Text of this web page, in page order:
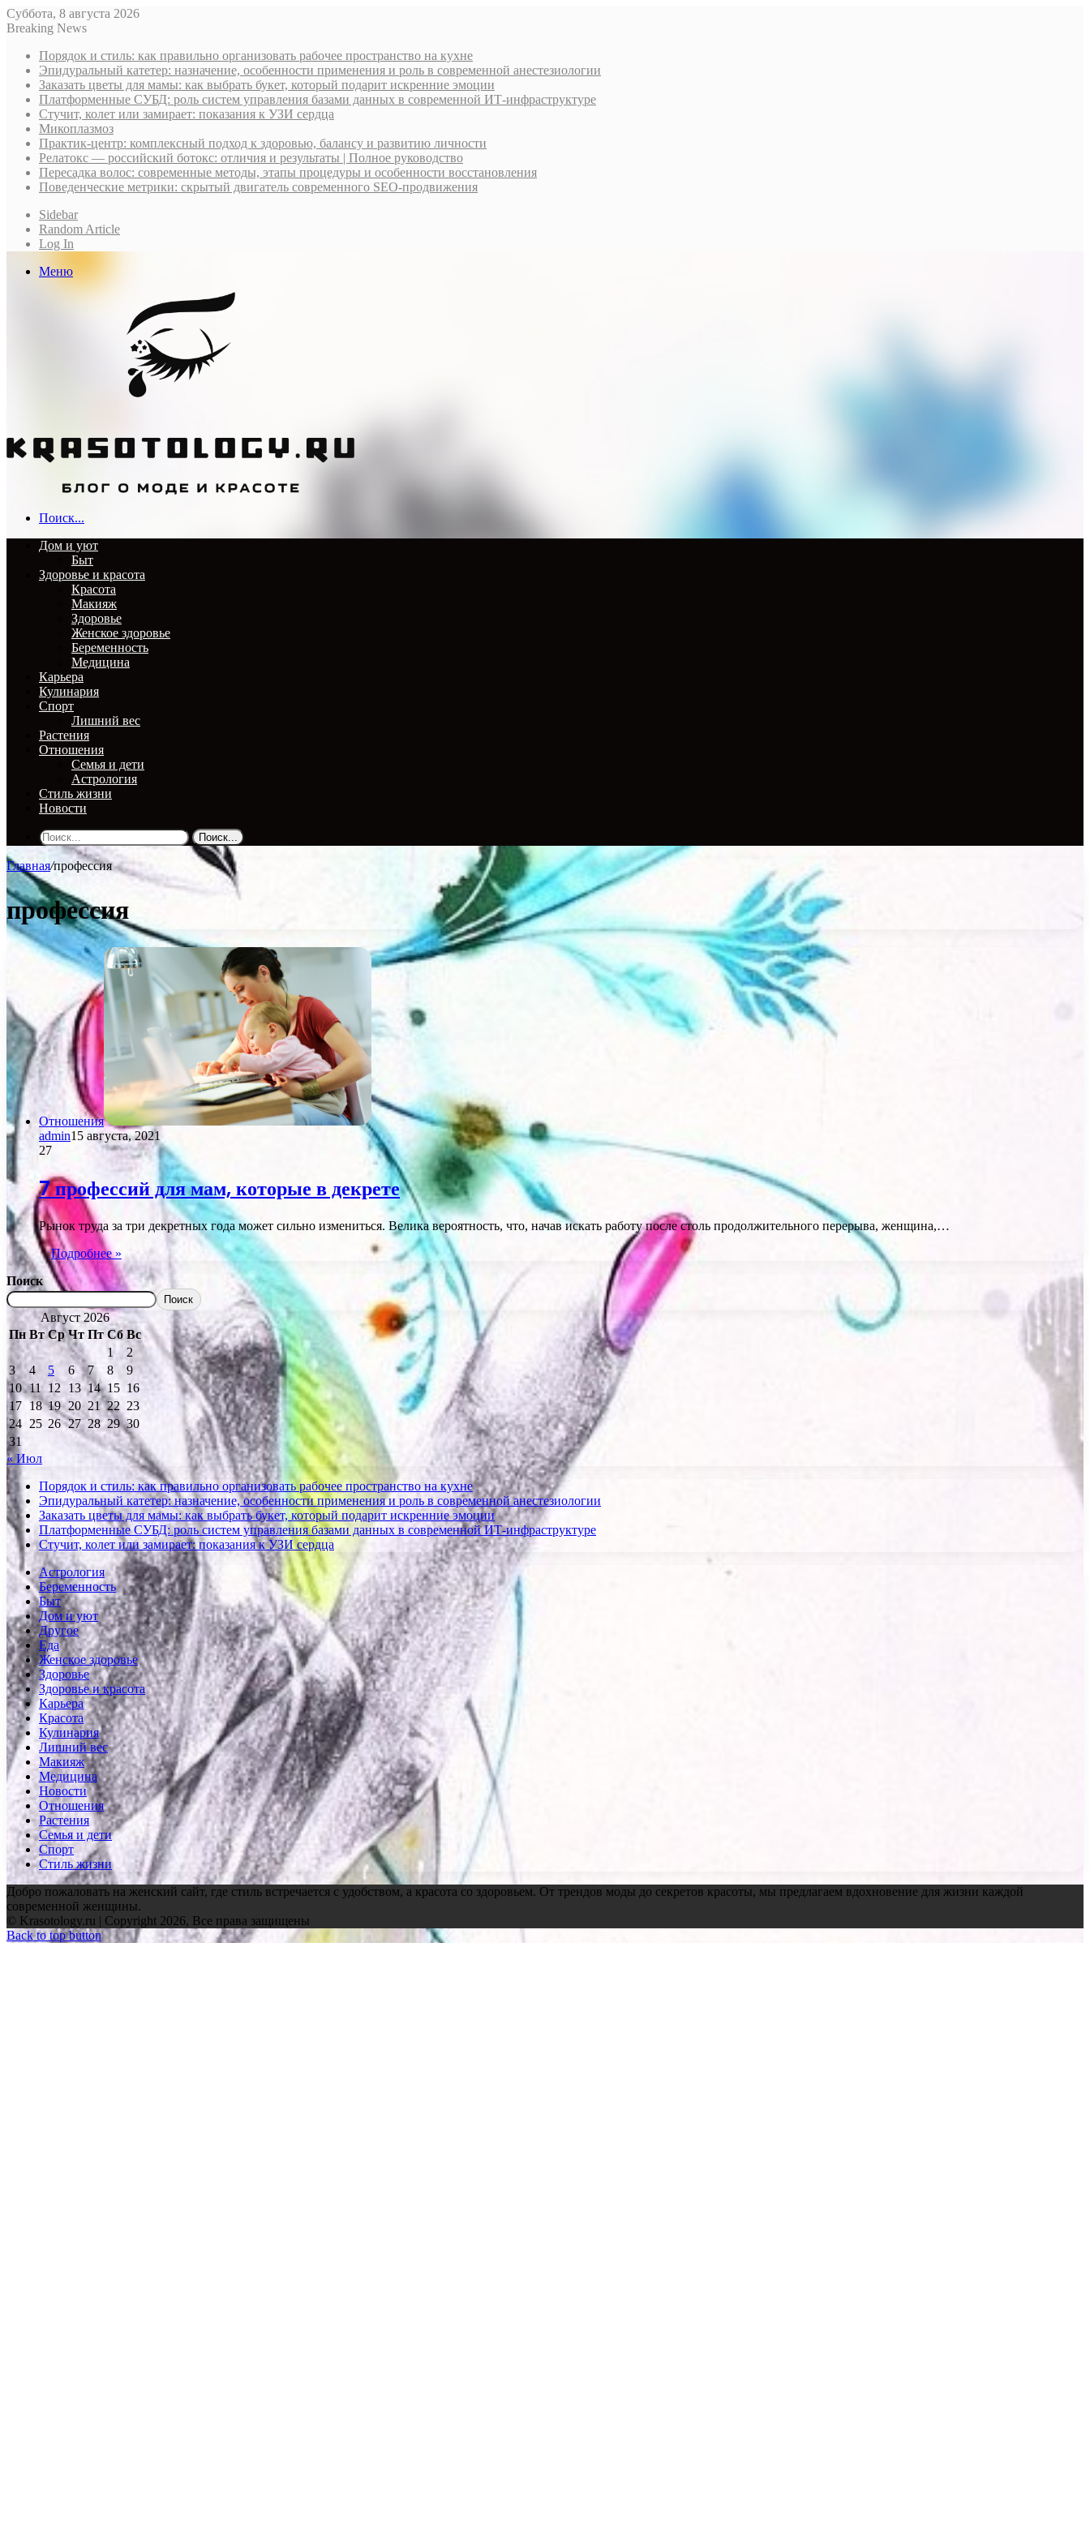
Суббота, 8 августа 2026
Breaking News
Порядок и стиль: как правильно организовать рабочее пространство на кухне
Эпидуральный катетер: назначение, особенности применения и роль в современной анестезиологии
Заказать цветы для мамы: как выбрать букет, который подарит искренние эмоции
Платформенные СУБД: роль систем управления базами данных в современной ИТ-инфраструктуре
Стучит, колет или замирает: показания к УЗИ сердца
Микоплазмоз
Практик-центр: комплексный подход к здоровью, балансу и развитию личности
Релатокс — российский ботокс: отличия и результаты | Полное руководство
Пересадка волос: современные методы, этапы процедуры и особенности восстановления
Поведенческие метрики: скрытый двигатель современного SEO-продвижения
Sidebar
Random Article
Log In
Меню
Поиск...
Дом и уют
Быт
Здоровье и красота
Красота
Макияж
Здоровье
Женское здоровье
Беременность
Медицина
Карьера
Кулинария
Спорт
Лишний вес
Растения
Отношения
Семья и дети
Астрология
Стиль жизни
Новости
Поиск...
Главная/профессия
профессия
Отношения
admin15 августа, 2021
27
7 профессий для мам, которые в декрете
Рынок труда за три декретных года может сильно измениться. Велика вероятность, что, начав искать работу после столь продолжительного перерыва, женщина,…
Подробнее »
Поиск
Поиск
Август 2026
Пн Вт Ср Чт Пт Сб Вс
1
2
3
4 5 6 7 8
9
10 11 12 13 14 15 16
17 18 19 20 21 22 23
24 25 26 27 28 29 30
31
« Июл
Порядок и стиль: как правильно организовать рабочее пространство на кухне
Эпидуральный катетер: назначение, особенности применения и роль в современной анестезиологии
Заказать цветы для мамы: как выбрать букет, который подарит искренние эмоции
Платформенные СУБД: роль систем управления базами данных в современной ИТ-инфраструктуре
Стучит, колет или замирает: показания к УЗИ сердца
Астрология
Беременность
Быт
Дом и уют
Другое
Еда
Женское здоровье
Здоровье
Здоровье и красота
Карьера
Красота
Кулинария
Лишний вес
Макияж
Медицина
Новости
Отношения
Растения
Семья и дети
Спорт
Стиль жизни
Добро пожаловать на женский сайт, где стиль встречается с удобством, а красота со здоровьем. От трендов моды до секретов красоты, мы предлагаем вдохновение для жизни каждой
современной женщины.
© Krasotology.ru | Copyright 2026, Все права защищены
Back to top button